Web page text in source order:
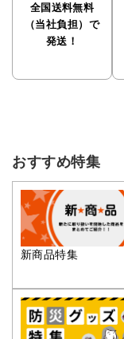
全国送料無料
（当社負担）で
発送！
おすすめ特集
新商品特集